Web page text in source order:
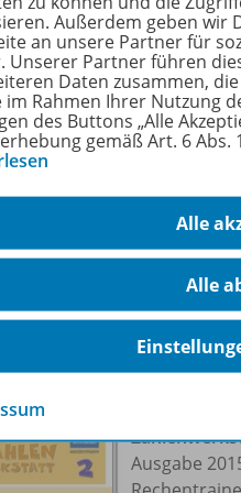
Produkte
Ausgabe 2015
Lieferbar
Ausgabe
Außerdem geben wir
an unsere Partner für
Unserer Partner führen
Daten zusammen,
im Rahmen Ihrer Nutzung
des Buttons „Alle
gemäß Art. 6 Abs.
Alle
Alle